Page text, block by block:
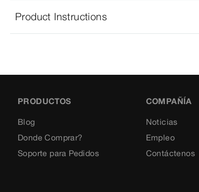
Product Instructions
PRODUCTOS
Blog
Donde Comprar?
Soporte para Pedidos
COMPAÑÍA
Noticias
Empleo
Contáctenos